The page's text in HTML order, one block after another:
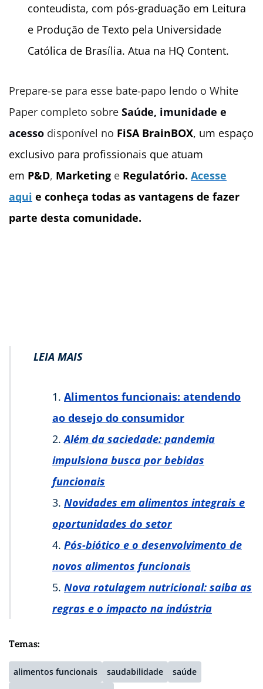
conteudista, com pós-graduação em Leitura
e Produção de Texto pela Universidade
Católica de Brasília. Atua na HQ Content.
Prepare-se para esse bate-papo lendo o White
Paper completo sobre Saúde, imunidade e
acesso disponível no FiSA BrainBOX, um espaço
exclusivo para profissionais que atuam
em P&D, Marketing e Regulatório. Acesse
aqui e conheça todas as vantagens de fazer
parte desta comunidade.
LEIA MAIS
Alimentos funcionais: atendendo
ao desejo do consumidor
Além da saciedade: pandemia
impulsiona busca por bebidas
funcionais
Novidades em alimentos integrais e
oportunidades do setor
Pós-biótico e o desenvolvimento de
novos alimentos funcionais
Nova rotulagem nutricional: saiba as
regras e o impacto na indústria
Temas:
alimentos funcionais saudabilidade
saúde